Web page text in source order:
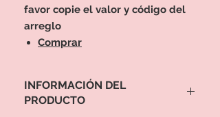
favor copie el valor y código del
arreglo
Comprar
INFORMACIÓN DEL
PRODUCTO